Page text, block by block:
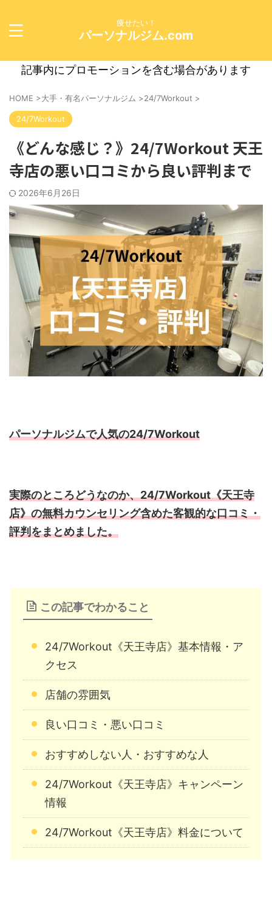
痩せたい！
パーソナルジム.com
記事内にプロモーションを含む場合があります
HOME >大手・有名パーソナルジム >24/7Workout >
24/7Workout
《どんな感じ？》24/7Workout 天王
寺店の悪い口コミから良い評判まで
2026年6月26日
パーソナルジムで人気の24/7Workout
実際のところどうなのか、24/7Workout《天王寺
店》の無料カウンセリング含めた客観的な口コミ・
評判をまとめました。
この記事でわかること
24/7Workout《天王寺店》基本情報・ア
クセス
店舗の雰囲気
良い口コミ・悪い口コミ
おすすめしない人・おすすめな人
24/7Workout《天王寺店》キャンペーン
情報
24/7Workout《天王寺店》料金について